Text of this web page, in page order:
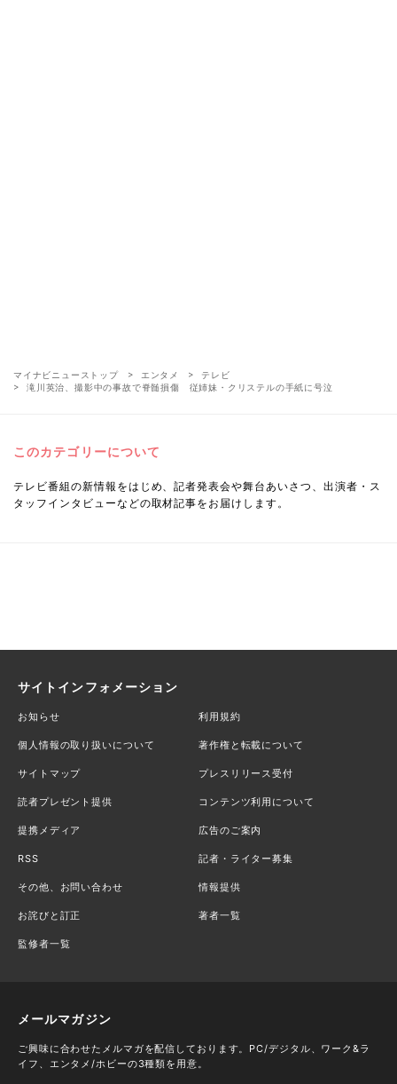
マイナビニューストップ エンタメ
テレビ
滝川英治、撮影中の事故で脊髄損傷 従姉妹・クリステルの手紙に号泣
このカテゴリーについて
テレビ番組の新情報をはじめ、記者発表会や舞台あいさつ、出演者・ス
タッフインタビューなどの取材記事をお届けします。
サイトインフォメーション
お知らせ 利用規約
個人情報の取り扱いについて 著作権と転載について
サイトマップ プレスリリース受付
読者プレゼント提供 コンテンツ利用について
提携メディア 広告のご案内
RSS 記者・ライター募集
その他、お問い合わせ 情報提供
お詫びと訂正 著者一覧
監修者一覧
メールマガジン
ご興味に合わせたメルマガを配信しております。PC/デジタル、ワーク&ラ
イフ、エンタメ/ホビーの3種類を用意。